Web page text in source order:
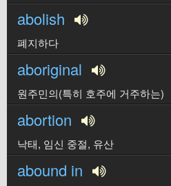
abolish
폐지하다
aboriginal
원주민의(특히 호주에 거주하는)
abortion
낙태, 임신 중절, 유산
abound in